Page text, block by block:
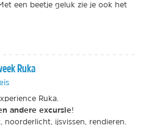
een beetje geluk zie je ook het
Ruka
Ruka.
andere excursie!
noorderlicht, ijsvissen, rendieren.